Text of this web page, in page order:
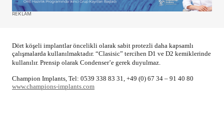
REKLAM
Dört köşeli implantlar öncelikli olarak sabit protezli daha kapsamlı
çalışmalarda kullanılmaktadır. “Clasisic” tercihen D1 ve D2 kemiklerinde
kullanılır. Prensip olarak Condenser’e gerek duyulmaz.
Champion Implants, Tel: 0539 338 83 31, +49 (0) 67 34 – 91 40 80
www.champions-implants.com